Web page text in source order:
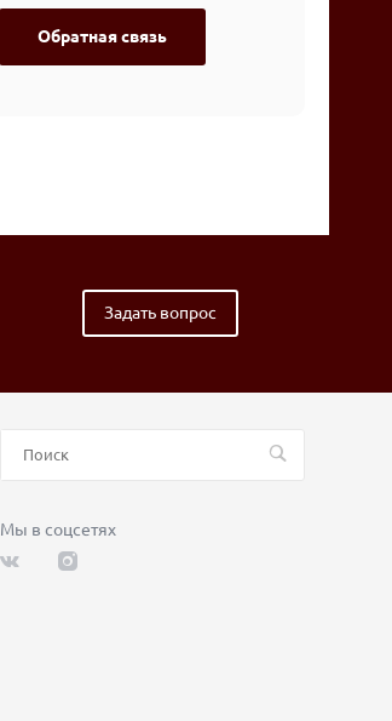
Обратная связь
Задать вопрос
Мы в соцсетях